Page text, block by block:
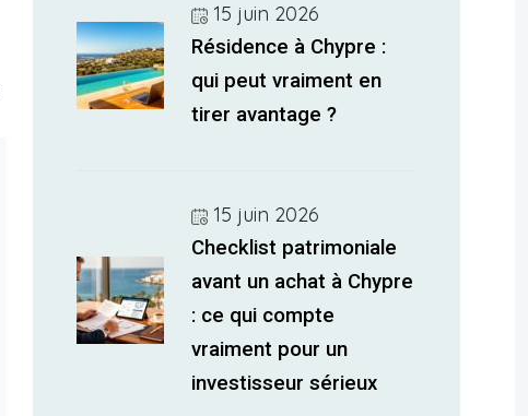
15 juin 2026
Résidence à Chypre :
qui peut vraiment en
tirer avantage ?
15 juin 2026
Checklist patrimoniale
avant un achat à Chypre
: ce qui compte
vraiment pour un
investisseur sérieux